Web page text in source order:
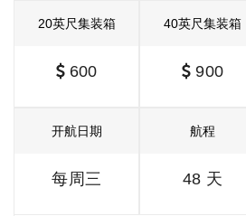
20英尺集装箱
600
40英尺集装箱
900
开航日期
每周三
航程
48 天